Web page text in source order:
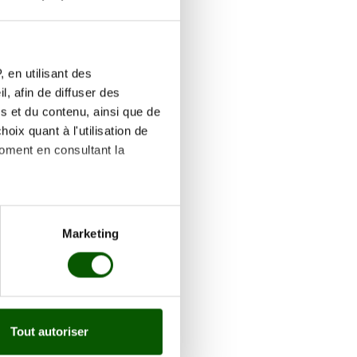
en utilisant des
afin de diffuser des
et du contenu, ainsi que de
quant à l'utilisation de
en consultant la
à plusieurs mètres près
sur les cookies.
Marketing
Tout autoriser
Réserver
Réserver
Réserver